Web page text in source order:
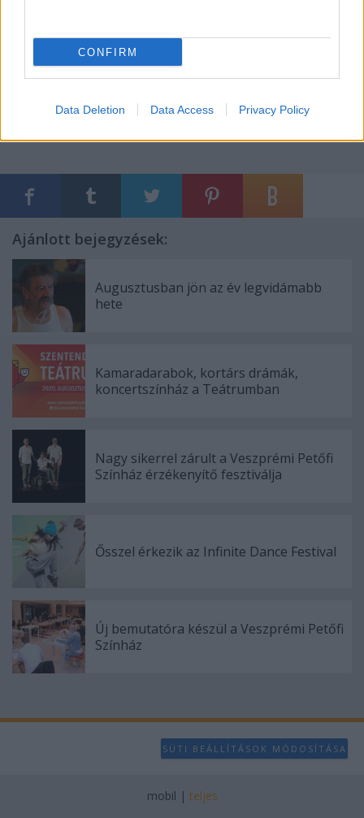
CONFIRM
Data Deletion Data Access Privacy Policy
www.facebook.com/dollarpapa
Ajánlott bejegyzések:
Augusztusban jön az év legvidámabb
hete
Kamaradarabok, kortárs drámák,
koncertszínház a Teátrumban
Nagy sikerrel zárult a Veszprémi Petőfi
Színház érzékenyítő fesztiválja
Ősszel érkezik az Infinite Dance Festival
Új bemutatóra készül a Veszprémi Petőfi
Színház
SÜTI BEÁLLÍTÁSOK MÓDOSÍTÁSA
mobil | teljes